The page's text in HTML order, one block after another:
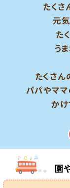
たくさ
元
た
う
たくさ
パパやマ
かけ
園